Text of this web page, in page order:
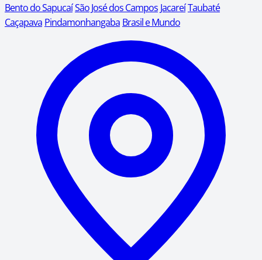
Bento do SapucaíSão José dos Campos JacareíTaubaté
Caçapava Pindamonhangaba Brasil e Mundo